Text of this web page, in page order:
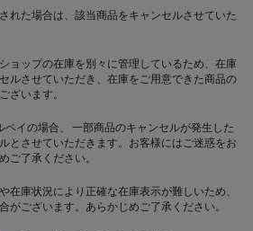
れた場合は、該当商品をキャンセルさせていた
ョップの在庫を別々に管理しているため、在庫
ルさせていただき、在庫をご用意できた商品の
ざいます。
イの場合、 一部商品のキャンセルが発生した
とさせていただきます。お客様にはご迷惑をお
ご了承ください。
庫状況により正確な在庫表示が難しいため、
がございます。あらかじめご了承ください。